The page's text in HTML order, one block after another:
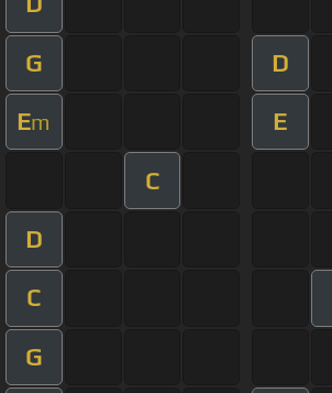
G D
Em E
C
D
C
G